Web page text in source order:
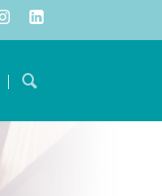
навигацију
klik